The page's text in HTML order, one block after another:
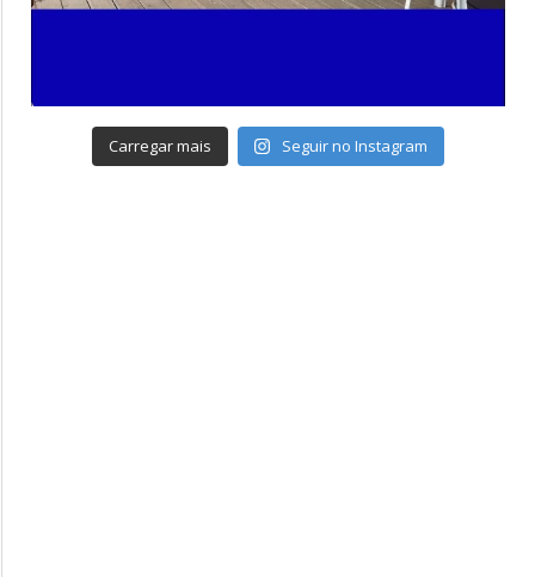
Carregar mais Seguir no Instagram